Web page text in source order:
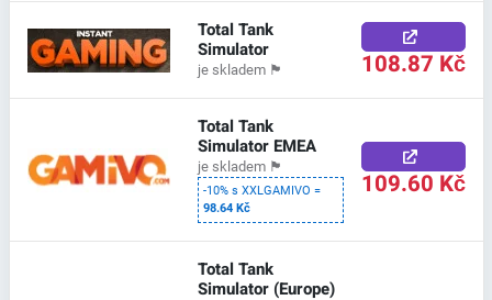
Total Tank
Simulator
je skladem 🏴 108.87 Kč
Total Tank
Simulator EMEA
je skladem 🏴
-10% s XXLGAMIVO =
98.64 Kč
109.60 Kč
Total Tank
Simulator (Europe)